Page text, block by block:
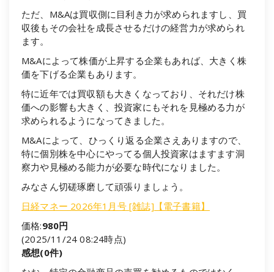
ただ、M&Aは買収側に目利き力が求められますし、買
収後もその会社を成長させるだけの経営力が求められ
ます。
M&Aによって株価が上昇する企業もあれば、大きく株
価を下げる企業もあります。
特に近年では買収額も大きくなっており、それだけ株
価への影響も大きく、投資家にもそれを見極める力が
求められるようになってきました。
M&Aによって、ひっくり返る企業さえありますので、
特に個別株を中心にやってる個人投資家はますます洞
察力や見極める能力が必要な時代になりました。
みなさん切磋琢磨して頑張りましょう。
日経マネー 2026年1月号 [雑誌]【電子書籍】
価格:980円
(2025/11/24 08:24時点)
感想(0件)